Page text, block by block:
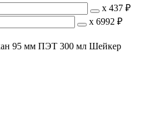
х 437 ₽
х 6992 ₽
95 мм ПЭТ 300 мл Шейкер